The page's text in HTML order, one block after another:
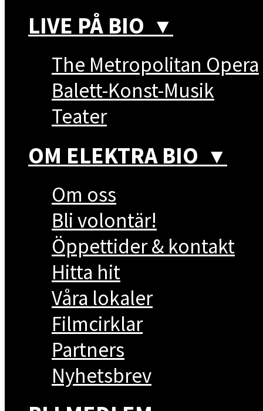
LIVE PÅ BIO ▼
The Metropolitan Opera
Balett-Konst-Musik
Teater
OM ELEKTRA BIO ▼
Om oss
Bli volontär!
Öppettider & kontakt
Hitta hit
Våra lokaler
Filmcirklar
Partners
Nyhetsbrev